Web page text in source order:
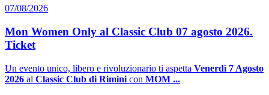
07/08/2026
Mon Women Only al Classic Club 07 agosto 2026.
Ticket
Un evento unico, libero e rivoluzionario ti aspetta Venerdì 7 Agosto
2026 al Classic Club di Rimini con MOM ...